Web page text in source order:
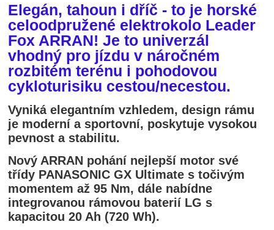
Elegán, tahoun i dříč - to je horské
celoodpružené elektrokolo Leader
Fox ARRAN! Je to univerzál
vhodný pro jízdu v náročném
rozbitém terénu i pohodovou
cykloturisiku cestou/necestou.
Vyniká elegantním vzhledem, design rámu
je moderní a sportovní, poskytuje vysokou
pevnost a stabilitu.
Nový ARRAN pohání nejlepší motor své
třídy PANASONIC GX Ultimate s točivým
momentem až 95 Nm, dále nabídne
integrovanou rámovou baterií LG s
kapacitou 20 Ah (720 Wh).